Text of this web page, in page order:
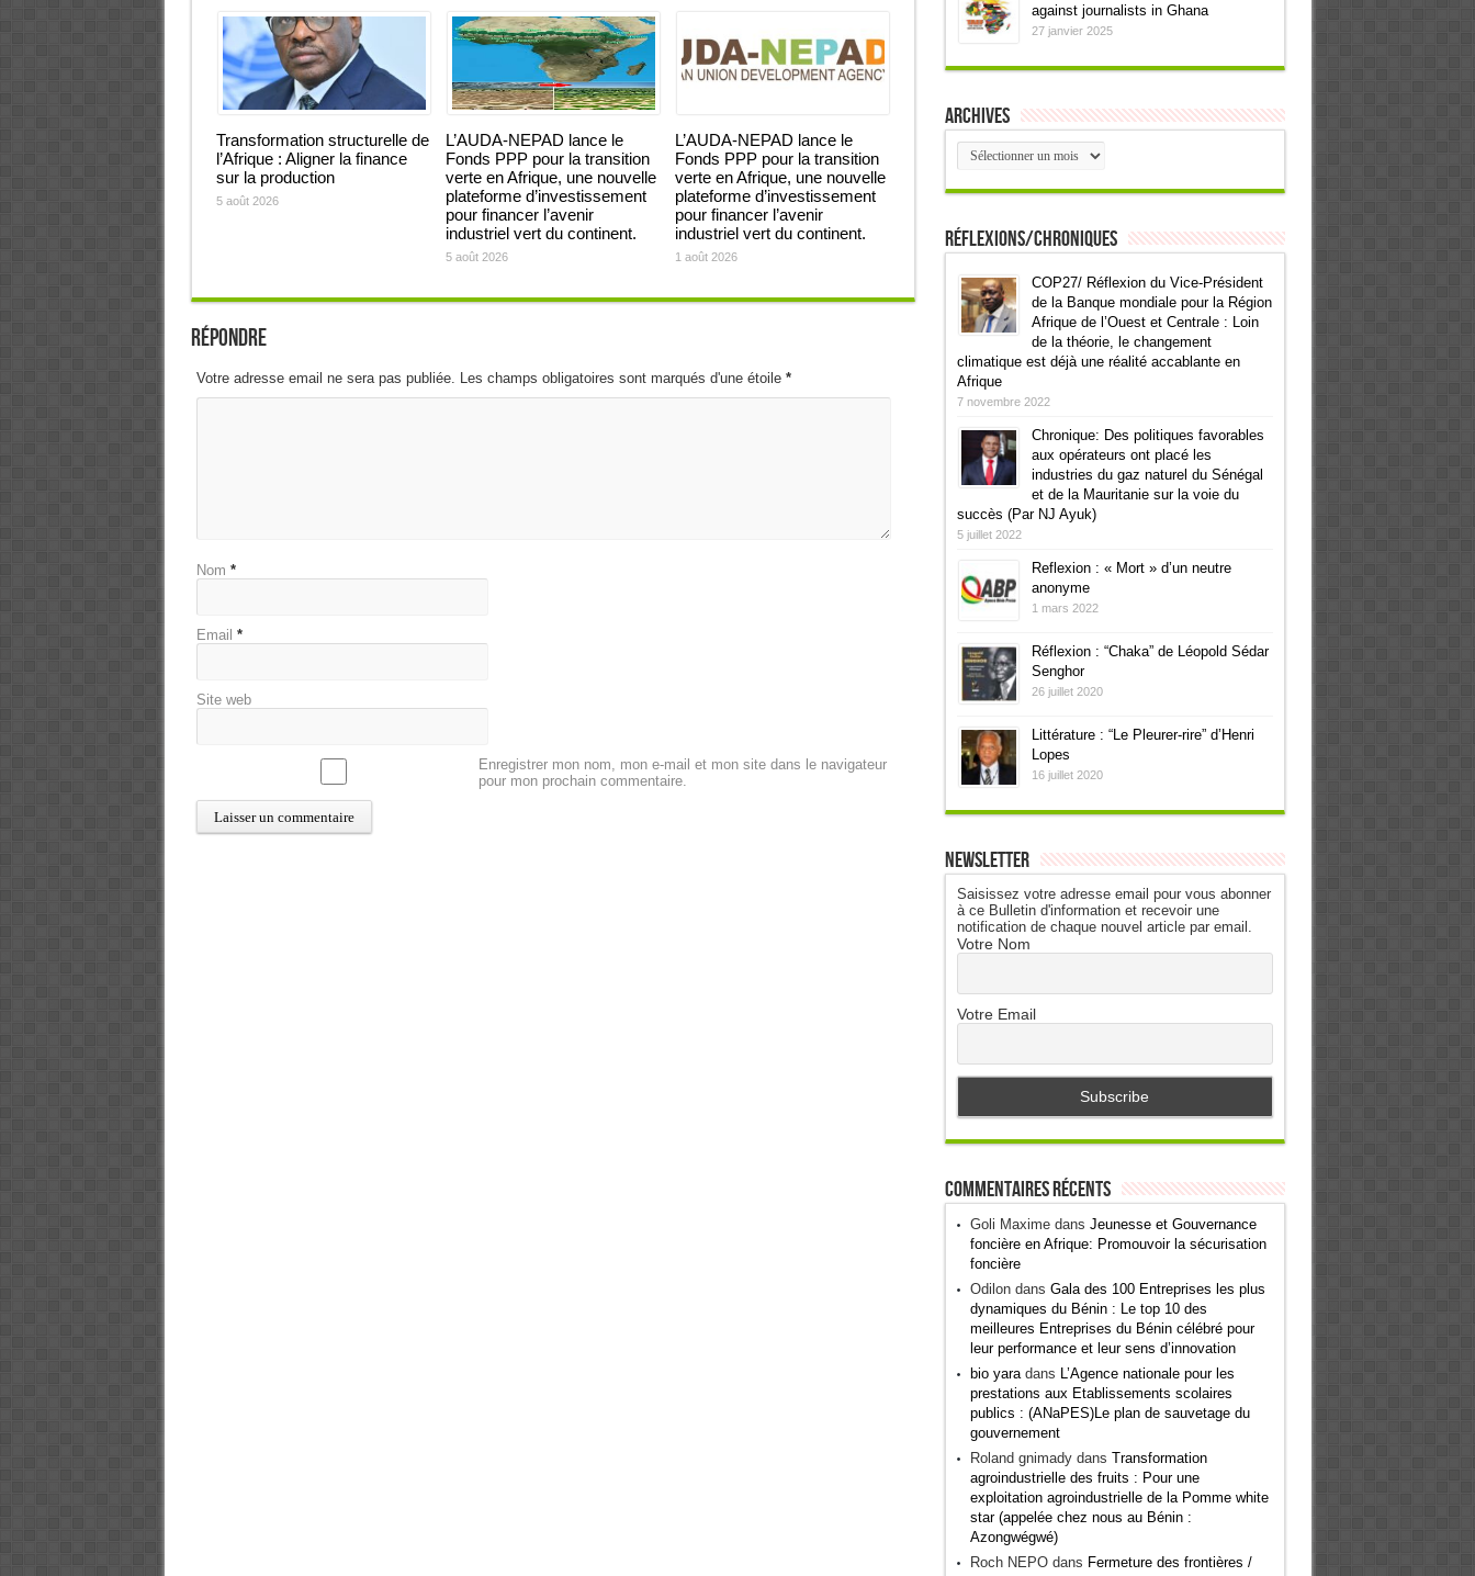
Transformation structurelle de
l’Afrique : Aligner la finance
sur la production
5 août 2026
L’AUDA-NEPAD lance le
Fonds PPP pour la transition
verte en Afrique, une nouvelle
plateforme d’investissement
pour financer l’avenir
industriel vert du continent.
5 août 2026
L’AUDA-NEPAD lance le
Fonds PPP pour la transition
verte en Afrique, une nouvelle
plateforme d’investissement
pour financer l’avenir
industriel vert du continent.
1 août 2026
Répondre
Votre adresse email ne sera pas publiée. Les champs obligatoires sont marqués d'une étoile *
Nom *
Email *
Site web
Enregistrer mon nom, mon e-mail et mon site dans le navigateur
pour mon prochain commentaire.
against journalists in Ghana
27 janvier 2025
Archives
Archives
Réflexions/Chroniques
COP27/ Réflexion du Vice-Président
de la Banque mondiale pour la Région
Afrique de l’Ouest et Centrale : Loin
de la théorie, le changement
climatique est déjà une réalité accablante en
Afrique
7 novembre 2022
Chronique: Des politiques favorables
aux opérateurs ont placé les
industries du gaz naturel du Sénégal
et de la Mauritanie sur la voie du
succès (Par NJ Ayuk)
5 juillet 2022
Reflexion : « Mort » d’un neutre
anonyme
1 mars 2022
Réflexion : “Chaka” de Léopold Sédar
Senghor
26 juillet 2020
Littérature : “Le Pleurer-rire” d’Henri
Lopes
16 juillet 2020
Newsletter
Saisissez votre adresse email pour vous abonner
à ce Bulletin d'information et recevoir une
notification de chaque nouvel article par email.
Votre Nom
Votre Email
Commentaires récents
Goli Maximedans Jeunesse et Gouvernance
foncière en Afrique: Promouvoir la sécurisation
foncière
Odilondans Gala des 100 Entreprises les plus
dynamiques du Bénin : Le top 10 des
meilleures Entreprises du Bénin célébré pour
leur performance et leur sens d’innovation
bio yaradans L’Agence nationale pour les
prestations aux Etablissements scolaires
publics : (ANaPES)Le plan de sauvetage du
gouvernement
Roland gnimadydans Transformation
agroindustrielle des fruits : Pour une
exploitation agroindustrielle de la Pomme white
star (appelée chez nous au Bénin :
Azongwégwé)
Roch NEPOdans Fermeture des frontières /